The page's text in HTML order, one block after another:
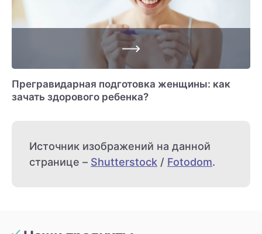
Прегравидарная подготовка женщины: как
зачать здорового ребенка?
Источник изображений на данной
странице – Shutterstock / Fotodom.